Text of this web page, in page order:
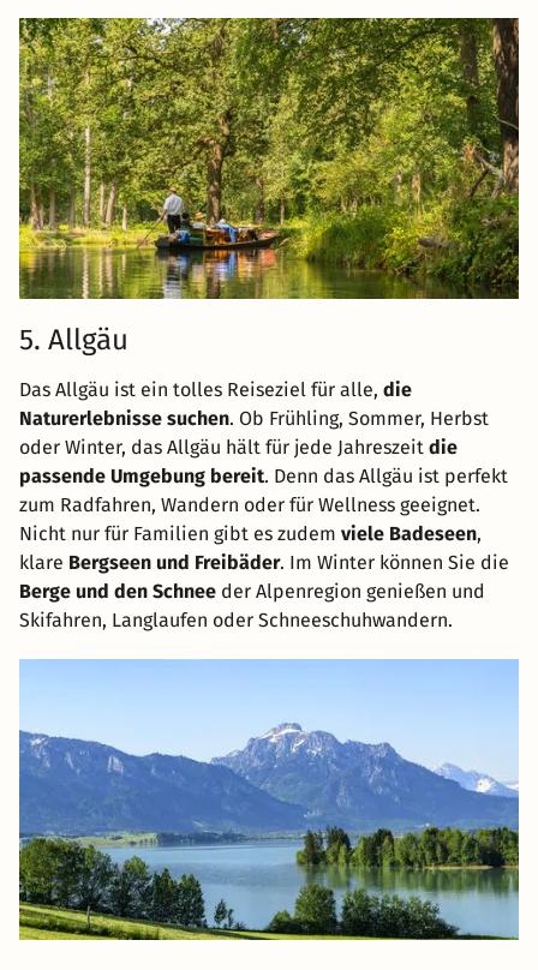
5. Allgäu
Das Allgäu ist ein tolles Reiseziel für alle, die
Naturerlebnisse suchen. Ob Frühling, Sommer, Herbst
oder Winter, das Allgäu hält für jede Jahreszeit die
passende Umgebung bereit. Denn das Allgäu ist perfekt
zum Radfahren, Wandern oder für Wellness geeignet.
Nicht nur für Familien gibt es zudem viele Badeseen,
klare Bergseen und Freibäder. Im Winter können Sie die
Berge und den Schnee der Alpenregion genießen und
Skifahren, Langlaufen oder Schneeschuhwandern.